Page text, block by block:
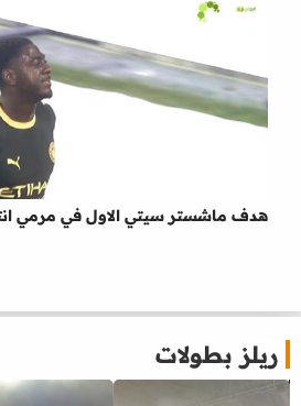
هدف ماشستر سيتي الاول في مرمي
ريلز بطولات